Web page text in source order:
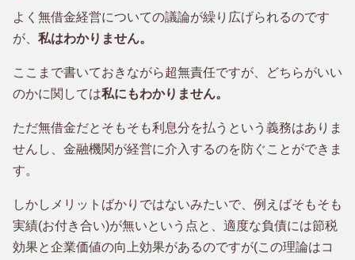
よく無借金経営についての議論が繰り広げられるのです
が、 私はわかりません。
ここまで書いておきながら超無責任ですが、どちらがいい
のかに関しては私にもわかりません。
ただ無借金だとそもそも利息分を払うという義務はありま
せんし、金融機関が経営に介入するのを防ぐことができま
す。
しかしメリットばかりではないみたいで、例えばそもそも
実績(お付き合い)が無いという点と、適度な負債には節税
効果と企業価値の向上効果があるのですが(この理論はコ